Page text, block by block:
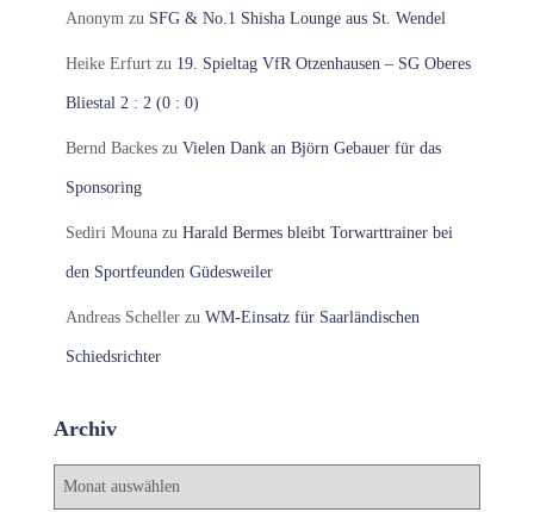
Anonym zu SFG & No.1 Shisha Lounge aus St. Wendel
Heike Erfurt zu 19. Spieltag VfR Otzenhausen – SG Oberes
Bliestal 2 : 2 (0 : 0)
Bernd Backes zu Vielen Dank an Björn Gebauer für das
Sponsoring
Sediri Mouna zu Harald Bermes bleibt Torwarttrainer bei
den Sportfeunden Güdesweiler
Andreas Scheller zu WM-Einsatz für Saarländischen
Schiedsrichter
Archiv
A